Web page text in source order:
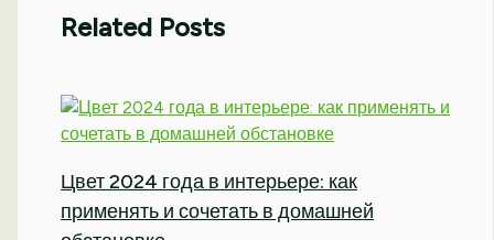
Related Posts
Цвет 2024 года в интерьере: как
применять и сочетать в домашней